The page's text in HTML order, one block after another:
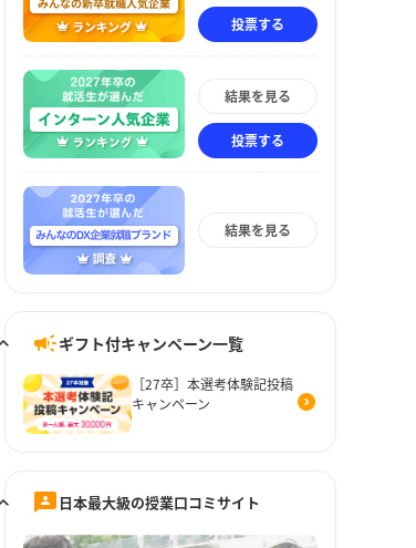
投票する
結果を見る
投票する
結果を見る
ギフト付キャンペーン一覧
［27卒］本選考体験記投稿
キャンペーン
日本最大級の授業口コミサイト